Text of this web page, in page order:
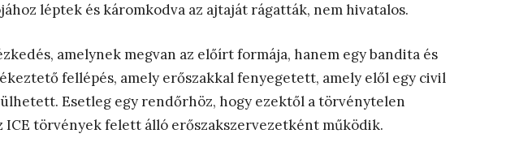
léptek és káromkodva az ajtaját rágatták, nem hivatalos.
amelynek megvan az előírt formája, hanem egy bandita és
fellépés, amely erőszakkal fenyegetett, amely elől egy civil
Esetleg egy rendőrhöz, hogy ezektől a törvénytelen
ICE törvények felett álló erőszakszervezetként működik.